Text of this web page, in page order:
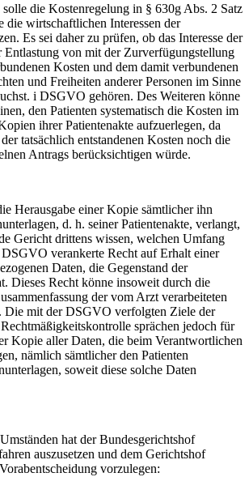
die Kostenregelung in § 630g Abs. 2 Satz
wirtschaftlichen Interessen der
Es sei daher zu prüfen, ob das Interesse der
Entlastung von mit der Zurverfügungstellung
Kosten und dem damit verbundenen
und Freiheiten anderer Personen im Sinne
i DSGVO gehören. Des Weiteren könne
den Patienten systematisch die Kosten im
ihrer Patientenakte aufzuerlegen, da
tatsächlich entstandenen Kosten noch die
Antrags berücksichtigen würde.
einer Kopie sämtlicher ihn
d. h. seiner Patientenakte, verlangt,
Gericht drittens wissen, welchen Umfang
verankerte Recht auf Erhalt einer
Daten, die Gegenstand der
Dieses Recht könne insoweit durch die
der vom Arzt verarbeiteten
Die mit der DSGVO verfolgten Ziele der
sprächen jedoch für
Kopie aller Daten, die beim Verantwortlichen
nämlich sämtlicher den Patienten
soweit diese solche Daten
hat der Bundesgerichtshof
auszusetzen und dem Gerichtshof
vorzulegen: